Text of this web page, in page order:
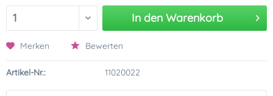
In den Warenkorb
Merken Bewerten
Artikel-Nr.: 11020022